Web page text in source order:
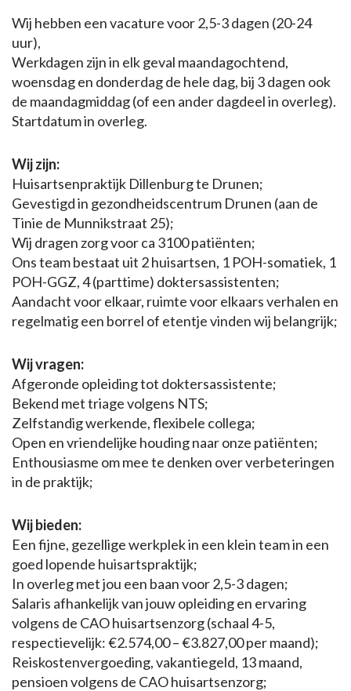
Wij hebben een vacature voor 2,5-3 dagen (20-24
uur),
Werkdagen zijn in elk geval maandagochtend,
woensdag en donderdag de hele dag, bij 3 dagen ook
de maandagmiddag (of een ander dagdeel in overleg).
Startdatum in overleg.
Wij zijn:
Huisartsenpraktijk Dillenburg te Drunen;
Gevestigd in gezondheidscentrum Drunen (aan de
Tinie de Munnikstraat 25);
Wij dragen zorg voor ca 3100 patiënten;
Ons team bestaat uit 2 huisartsen, 1 POH-somatiek, 1
POH-GGZ, 4 (parttime) doktersassistenten;
Aandacht voor elkaar, ruimte voor elkaars verhalen en
regelmatig een borrel of etentje vinden wij belangrijk;
Wij vragen:
Afgeronde opleiding tot doktersassistente;
Bekend met triage volgens NTS;
Zelfstandig werkende, flexibele collega;
Open en vriendelijke houding naar onze patiënten;
Enthousiasme om mee te denken over verbeteringen
in de praktijk;
Wij bieden:
Een fijne, gezellige werkplek in een klein team in een
goed lopende huisartspraktijk;
In overleg met jou een baan voor 2,5-3 dagen;
Salaris afhankelijk van jouw opleiding en ervaring
volgens de CAO huisartsenzorg (schaal 4-5,
respectievelijk: €2.574,00 – €3.827,00 per maand);
Reiskostenvergoeding, vakantiegeld, 13 maand,
pensioen volgens de CAO huisartsenzorg;